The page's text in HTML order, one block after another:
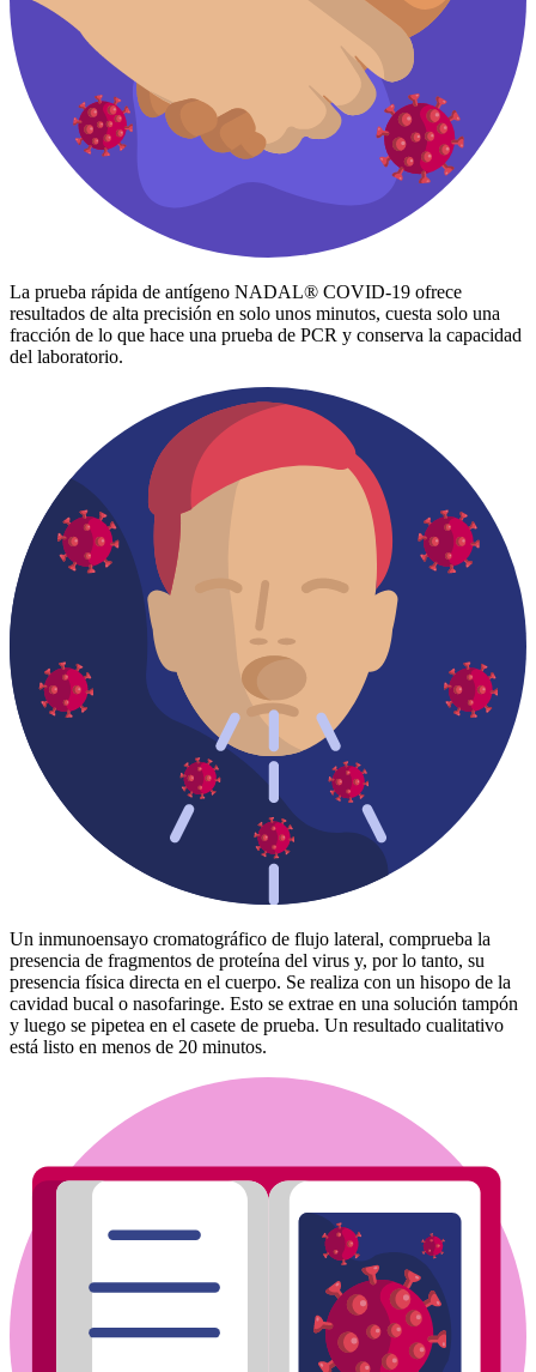
La prueba rápida de antígeno NADAL® COVID-19 ofrece
resultados de alta precisión en solo unos minutos, cuesta solo una
fracción de lo que hace una prueba de PCR y conserva la capacidad
del laboratorio.
Un inmunoensayo cromatográfico de flujo lateral, comprueba la
presencia de fragmentos de proteína del virus y, por lo tanto, su
presencia física directa en el cuerpo. Se realiza con un hisopo de la
cavidad bucal o nasofaringe. Esto se extrae en una solución tampón
y luego se pipetea en el casete de prueba. Un resultado cualitativo
está listo en menos de 20 minutos.